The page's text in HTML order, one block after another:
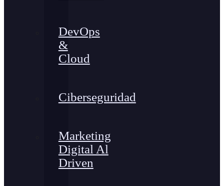
DevOps
&
Cloud
Ciberseguridad
Marketing
Digital Al
Driven